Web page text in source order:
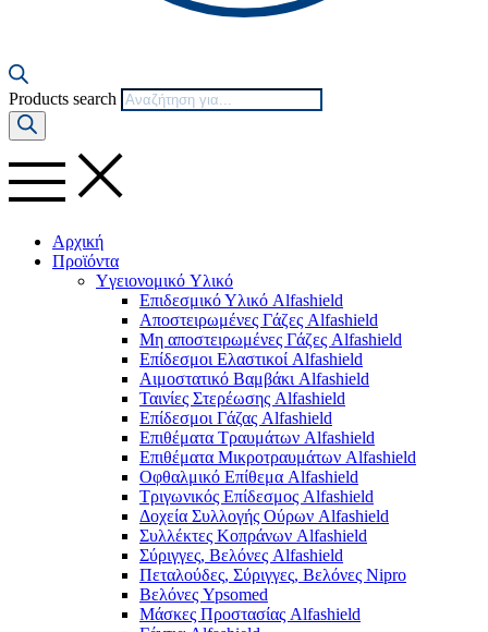
Products search
Αρχική
Προϊόντα
Yγειονομικό Yλικό
Επιδεσμικό Υλικό Alfashield
Αποστειρωμένες Γάζες Alfashield
Μη αποστειρωμένες Γάζες Alfashield
Επίδεσμοι Ελαστικοί Alfashield
Αιμοστατικό Βαμβάκι Alfashield
Ταινίες Στερέωσης Alfashield
Επίδεσμοι Γάζας Alfashield
Επιθέματα Τραυμάτων Alfashield
Επιθέματα Μικροτραυμάτων Alfashield
Οφθαλμικό Eπίθεμα Alfashield
Τριγωνικός Επίδεσμος Alfashield
Δοχεία Συλλογής Ούρων Alfashield
Συλλέκτες Κοπράνων Alfashield
Σύριγγες, Βελόνες Alfashield
Πεταλούδες, Σύριγγες, Βελόνες Nipro
Βελόνες Ypsomed
Μάσκες Προστασίας Alfashield